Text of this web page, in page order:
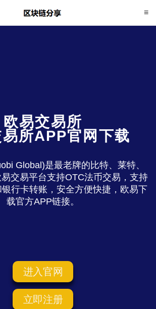
欧易交易所
易所APP官网下载
Global)是最老牌的比特、莱特、
交易平台支持OTC法币交易，支持
行卡转账，安全方便快捷，欧易下
载官方APP链接。
进入官网
立即注册